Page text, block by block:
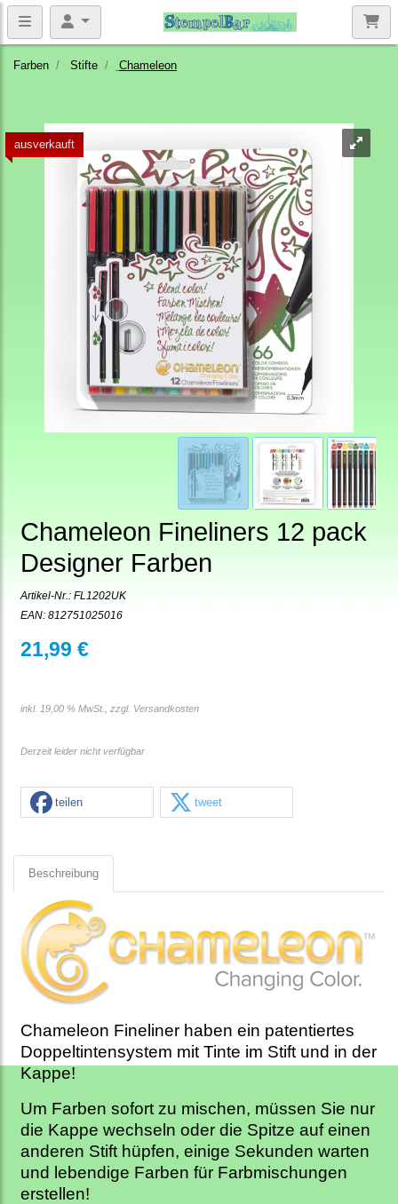
Farben Stifte Chameleon
ausverkauft
Chameleon Fineliners 12 pack
Designer Farben
Artikel-Nr.: FL1202UK
EAN: 812751025016
21,99 €
inkl. 19,00 % MwSt., zzgl. Versandkosten
Derzeit leider nicht verfügbar
teilen tweet
Beschreibung
Chameleon Fineliner haben ein patentiertes
Doppeltintensystem mit Tinte im Stift und in der
Kappe!
Um Farben sofort zu mischen, müssen Sie nur
die Kappe wechseln oder die Spitze auf einen
anderen Stift hüpfen, einige Sekunden warten
und lebendige Farben für Farbmischungen
erstellen!